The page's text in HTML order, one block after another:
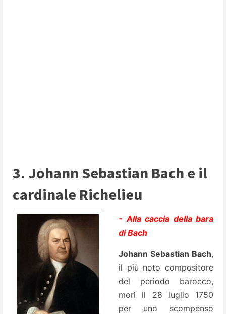
3. Johann Sebastian Bach e il
cardinale Richelieu
- Alla caccia della bara
di Bach
Johann Sebastian Bach,
il più noto compositore
del periodo barocco,
morì il 28 luglio 1750
per uno scompenso